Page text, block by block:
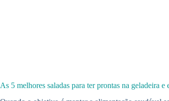
As 5 melhores saladas para ter prontas na geladeira